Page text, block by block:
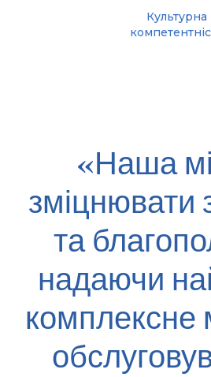
Культурна
«Наша
зміцнювати
та
надаючи
комплексне